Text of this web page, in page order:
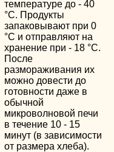
температуре до - 40
°С. Продукты
запаковывают при 0
°С и отправляют на
хранение при - 18 °С.
После
размораживания их
можно довести до
готовности даже в
обычной
микроволновой печи
в течение 10 - 15
минут (в зависимости
от размера хлеба).